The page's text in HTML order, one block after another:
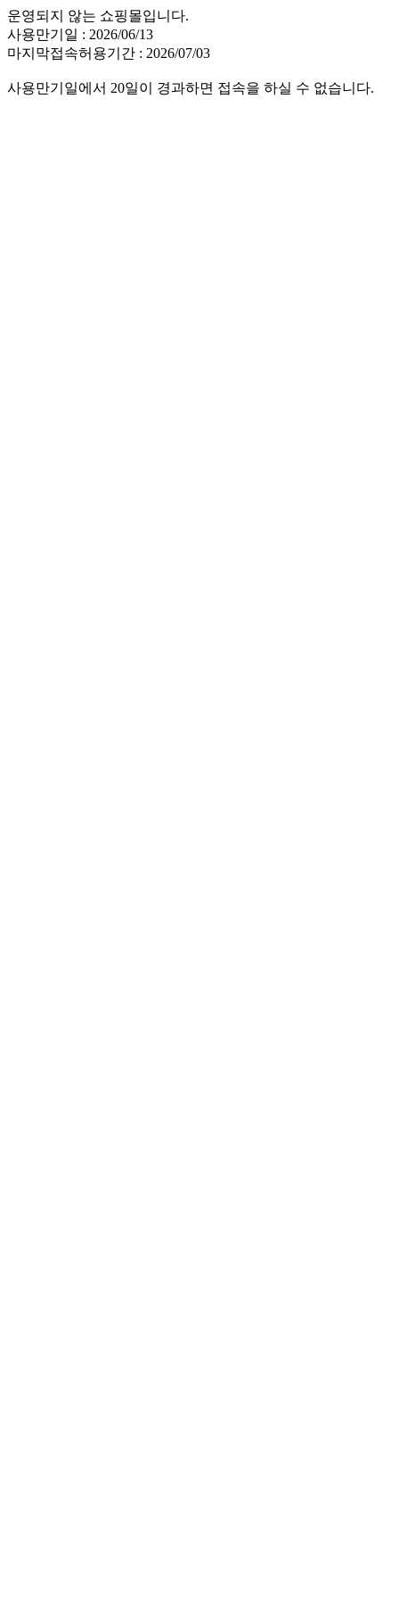
운영되지 않는 쇼핑몰입니다.
사용만기일 : 2026/06/13
마지막접속허용기간 : 2026/07/03
사용만기일에서 20일이 경과하면 접속을 하실 수 없습니다.